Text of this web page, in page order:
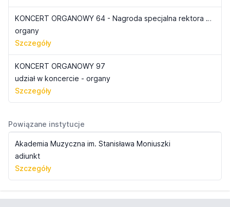
KONCERT ORGANOWY 64 - Nagroda specjalna rektora AM podczas I Ogólnopolskiego Konkursu Pieśni Pasyjnej w Bydgoszczy
organy
Szczegóły
KONCERT ORGANOWY 97
udział w koncercie - organy
Szczegóły
Powiązane instytucje
Akademia Muzyczna im. Stanisława Moniuszki
adiunkt
Szczegóły